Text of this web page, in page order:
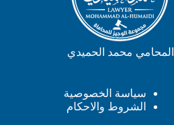
المحامي محمد الحميدي
سياسة الخصوصية
الشروط والاحكام